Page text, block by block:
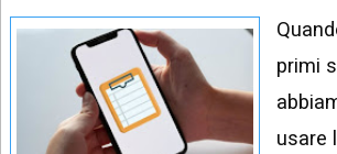
primi
usare